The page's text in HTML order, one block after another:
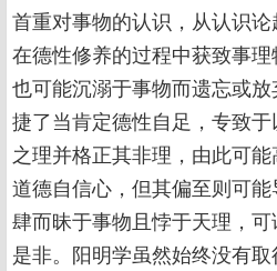
首重对事物的认识，从认识
在德性修养的过程中获致事
也可能沉溺于事物而遗忘或
捷了当肯定德性自足，专致
之理并格正其非理，由此可
道德自信心，但其偏至则可
肆而昧于事物且悖于天理，
是非。阳明学虽然始终没有